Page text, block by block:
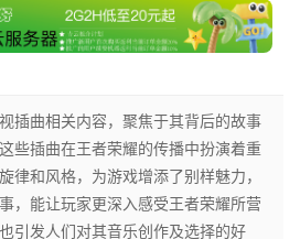
插曲相关内容，聚焦于其背后的故事
些插曲在王者荣耀的传播中扮演着重
律和风格，为游戏增添了别样魅力，
，能让玩家更深入感受王者荣耀所营
引发人们对其音乐创作及选择的好